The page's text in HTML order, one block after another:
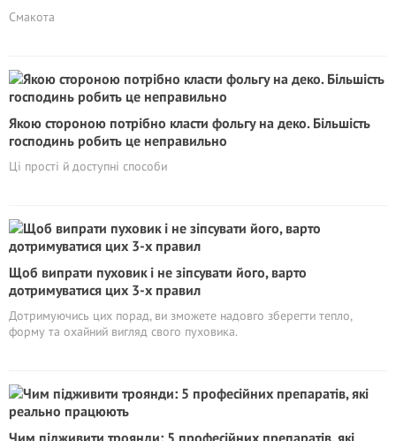
Смакота
Якою стороною потрібно класти фольгу на деко. Більшість
господинь робить це неправильно
Ці прості й доступні способи
Щоб випрати пуховик і не зіпсувати його, варто
дотримуватися цих 3-х правил
Дотримуючись цих порад, ви зможете надовго зберегти тепло,
форму та охайний вигляд свого пуховика.
Чим підживити троянди: 5 професійних препаратів, які